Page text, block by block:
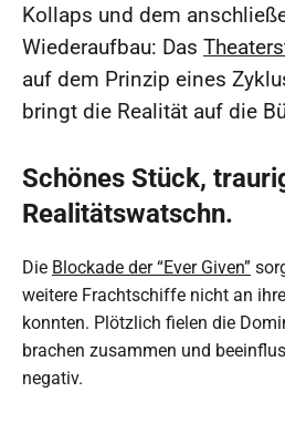
Kollaps und dem
Wiederaufbau: Das
auf dem Prinzip eines
bringt die Realität auf die
Schönes Stück,
Realitätswatschn.
Die Blockade der “Ever Given”
weitere Frachtschiffe nicht an
konnten. Plötzlich fielen die
brachen zusammen und
negativ.